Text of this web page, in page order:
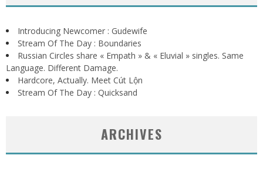
Introducing Newcomer : Gudewife
Stream Of The Day : Boundaries
Russian Circles share « Empath » & « Eluvial » singles. Same
Language. Different Damage.
Hardcore, Actually. Meet Cút Lộn
Stream Of The Day : Quicksand
ARCHIVES